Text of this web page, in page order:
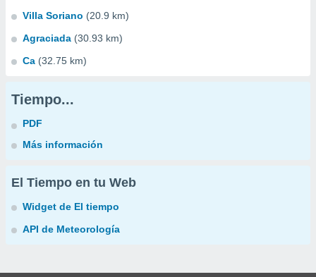
Villa Soriano (20.9 km)
Agraciada (30.93 km)
Ca (32.75 km)
Tiempo...
PDF
Más información
El Tiempo en tu Web
Widget de El tiempo
API de Meteorología